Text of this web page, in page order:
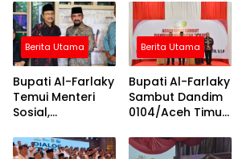
Berita Utama
Bupati Al-Farlaky
Temui Menteri
Sosial,
Jadup Korban
Berita Utama
Bupati Al-Farlaky
Sambut Dandim
0104/Aceh Timur
Tegaskan